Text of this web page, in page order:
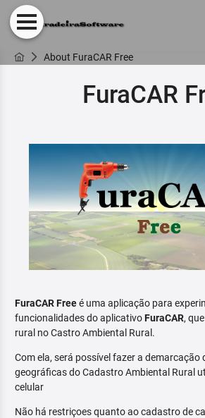
About FuraCAR Free
FuraCAR
FuraCAR Freeé uma aplicação para
funcionalidades do aplicativoFuraCAR,
rural no Castro Ambiental Rural.
Com ela, será possível fazer a demarcação
geográficas do Cadastro Ambiental Rural
celular
Não há restriçoes quanto ao cadastro de